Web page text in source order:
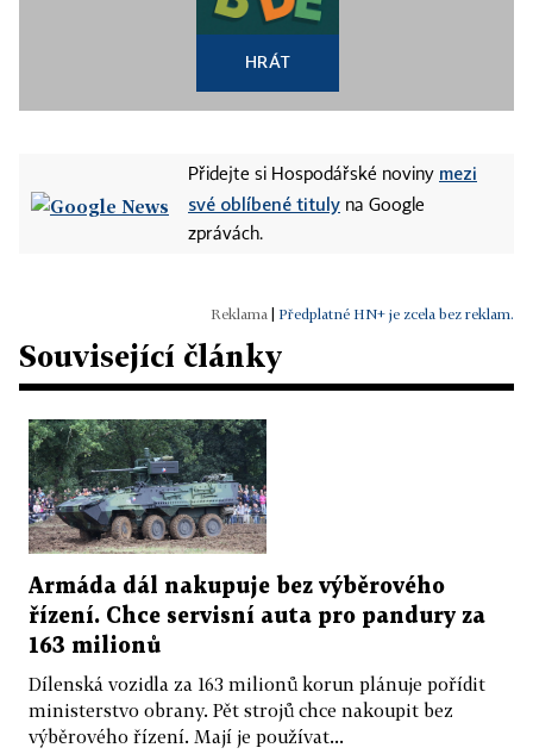
HRÁT
Přidejte si Hospodářské noviny mezi
své oblíbené tituly na Google
zprávách.
Předplatné HN+ je zcela bez reklam.
Související články
Armáda dál nakupuje bez výběrového
řízení. Chce servisní auta pro pandury za
163 milionů
Dílenská vozidla za 163 milionů korun plánuje pořídit
ministerstvo obrany. Pět strojů chce nakoupit bez
výběrového řízení. Mají je používat...